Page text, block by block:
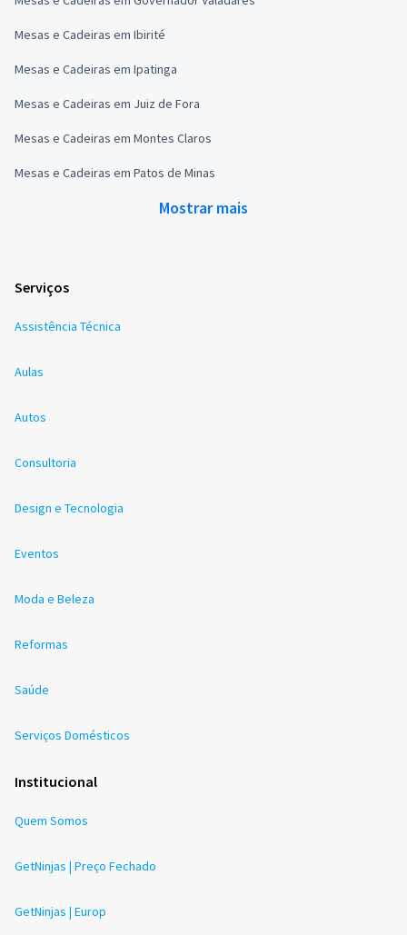
Mesas e Cadeiras em Ibirité
Mesas e Cadeiras em Ipatinga
Mesas e Cadeiras em Juiz de Fora
Mesas e Cadeiras em Montes Claros
Mesas e Cadeiras em Patos de Minas
Mostrar mais
Serviços
Assistência Técnica
Aulas
Autos
Consultoria
Design e Tecnologia
Eventos
Moda e Beleza
Reformas
Saúde
Serviços Domésticos
Institucional
Quem Somos
GetNinjas | Preço Fechado
GetNinjas | Europ